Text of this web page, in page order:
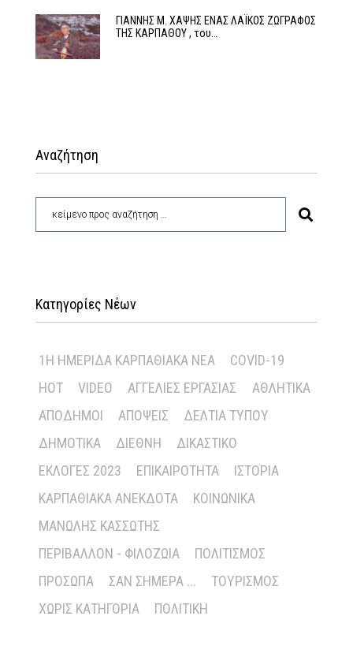
ΓΙΑΝΝΗΣ Μ. ΧΑΨΗΣ ΕΝΑΣ ΛΑΪΚΟΣ ΖΩΓΡΑΦΟΣ
ΤΗΣ ΚΑΡΠΑΘΟΥ , του…
Αναζήτηση
Κατηγορίες Νέων
1Η ΗΜΕΡΊΔΑ ΚΑΡΠΑΘΙΑΚΆ ΝΈΑ
COVID-19
HOT
VIDEO ΑΓΓΕΛΊΕΣ ΕΡΓΑΣΊΑΣ
ΑΘΛΗΤΙΚΆ
ΑΠΌΔΗΜΟΙ
ΑΠΌΨΕΙΣ
ΔΕΛΤΊΑ ΤΎΠΟΥ
ΔΗΜΟΤΙΚΆ
ΔΙΕΘΝΉ
ΔΙΚΑΣΤΙΚΌ
ΕΚΛΟΓΈΣ 2023
ΕΠΙΚΑΙΡΌΤΗΤΑ
ΙΣΤΟΡΊΑ
ΚΑΡΠΑΘΙΑΚΆ ΑΝΈΚΔΟΤΑ
ΚΟΙΝΩΝΙΚΆ
ΜΑΝΏΛΗΣ ΚΑΣΣΏΤΗΣ
ΠΕΡΙΒΆΛΛΟΝ - ΦΙΛΟΖΩΊΑ
ΠΟΛΙΤΙΣΜΌΣ
ΠΡΌΣΩΠΑ
ΣΑΝ ΣΉΜΕΡΑ ...
ΤΟΥΡΙΣΜΌΣ
ΧΩΡΊΣ ΚΑΤΗΓΟΡΊΑ
ΠΟΛΙΤΙΚΉ